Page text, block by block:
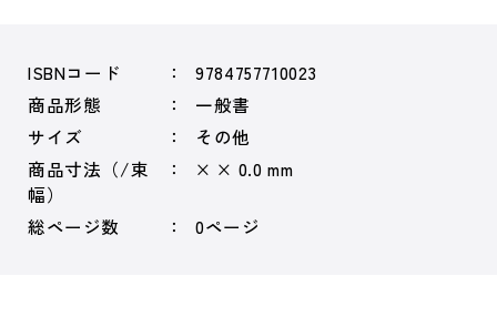
ISBNコード
9784757710023
商品形態
一般書
サイズ
その他
商品寸法（/束
幅）
× × 0.0 mm
総ページ数 0ページ